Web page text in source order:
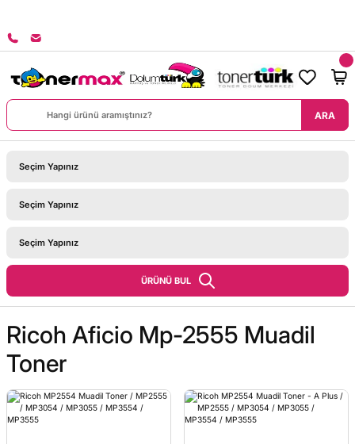
ARA
ÜRÜNÜ BUL
Ricoh Aficio Mp-2555 Muadil
Toner